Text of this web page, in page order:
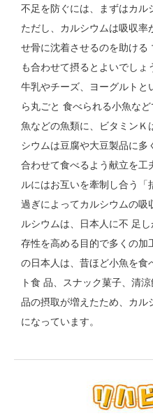
不足を防ぐには、まずはカル
ただし、カルシウムは吸収率
せ骨に沈着させるのを助ける
も合わせて摂るとよいでし
牛乳やチーズ、ヨーグルトと
ら丸ごと 食べられる小魚な
魚などの魚類に、ビタミンＫ
シウムは豆腐や大豆製品に多
合わせて食べるよう献立を
ルにはお互いを牽制し合う「
過ぎによってカルシウムの吸
ルシウムは、日本人に不 足
存性を高める目的で多くの加
の日本人は、昔ほど小魚を食
ト食 品、スナック菓子、清
品の摂取が増えたため、カル
になっています。